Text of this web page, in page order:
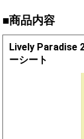
■商品内容
Lively Paradise
ーシート